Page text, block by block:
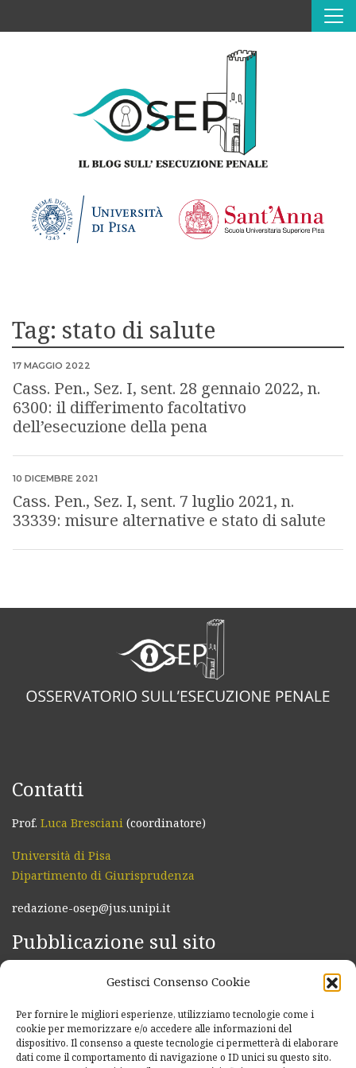
Gestisci Consenso Cookie
Per fornire le migliori esperienze, utilizziamo tecnologie come i
cookie per memorizzare e/o accedere alle informazioni del
dispositivo. Il consenso a queste tecnologie ci permetterà di elaborare
dati come il comportamento di navigazione o ID unici su questo sito.
Tag: stato di salute
PUBBLICATO IL
17 MAGGIO 2022
Cass. Pen., Sez. I, sent. 28 gennaio 2022, n.
6300: il differimento facoltativo
dell’esecuzione della pena
PUBBLICATO IL
10 DICEMBRE 2021
Cass. Pen., Sez. I, sent. 7 luglio 2021, n.
33339: misure alternative e stato di salute
Contatti
Prof. Luca Bresciani (coordinatore)
Università di Pisa
Dipartimento di Giurisprudenza
redazione-osep@jus.unipi.it
Pubblicazione sul sito
Per i magistrati di sorveglianza:
la Redazione esorta vivamente tutti gli studiosi interessati
a inviare contributi per la pubblicazione sul sito